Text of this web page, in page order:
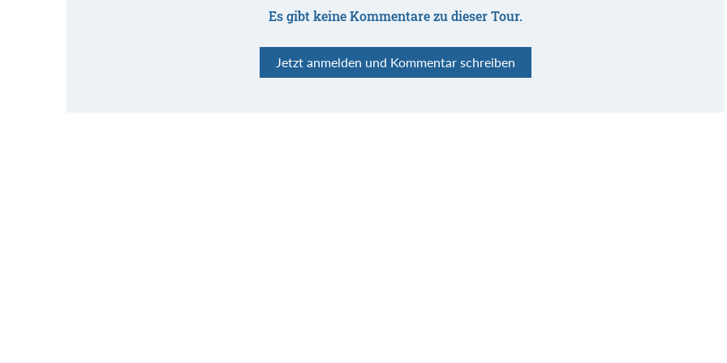
Es gibt keine Kommentare zu dieser Tour.
Jetzt anmelden und Kommentar schreiben